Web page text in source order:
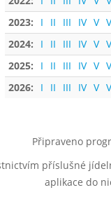
2023:
I II III IV V
2024:
I II III IV V
2025:
I II III IV V
2026:
I II III IV V
Připraveno
příslušné
aplikace do